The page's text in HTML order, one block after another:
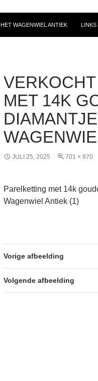
HET WAGENWIEL ANTIEK LINKS
MET 14K
JULI 25, 2025 701 × 870
Parelketting met 14k
Wagenwiel Antiek (1)
Vorige afbeelding
Volgende afbeelding